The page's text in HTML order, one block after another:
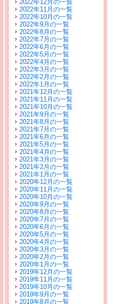
2022年12月の一覧
2022年11月の一覧
2022年10月の一覧
2022年9月の一覧
2022年8月の一覧
2022年7月の一覧
2022年6月の一覧
2022年5月の一覧
2022年4月の一覧
2022年3月の一覧
2022年2月の一覧
2022年1月の一覧
2021年12月の一覧
2021年11月の一覧
2021年10月の一覧
2021年9月の一覧
2021年8月の一覧
2021年7月の一覧
2021年6月の一覧
2021年5月の一覧
2021年4月の一覧
2021年3月の一覧
2021年2月の一覧
2021年1月の一覧
2020年12月の一覧
2020年11月の一覧
2020年10月の一覧
2020年9月の一覧
2020年8月の一覧
2020年7月の一覧
2020年6月の一覧
2020年5月の一覧
2020年4月の一覧
2020年3月の一覧
2020年2月の一覧
2020年1月の一覧
2019年12月の一覧
2019年11月の一覧
2019年10月の一覧
2019年9月の一覧
2019年8月の一覧